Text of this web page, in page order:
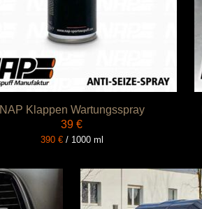
NAP Klappen Wartungsspray
39 €
390 €/ 1000 ml